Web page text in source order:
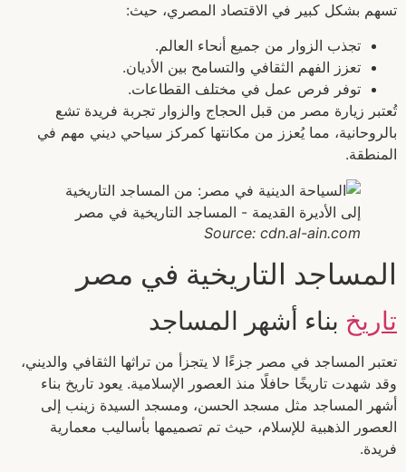
تسهم بشكل كبير في الاقتصاد المصري، حيث:
تجذب الزوار من جميع أنحاء العالم.
تعزز الفهم الثقافي والتسامح بين الأديان.
توفر فرص عمل في مختلف القطاعات.
تُعتبر زيارة مصر من قبل الحجاج والزوار تجربة فريدة تشع
بالروحانية، مما يُعزز من مكانتها كمركز سياحي ديني مهم في
المنطقة.
Source: cdn.al-ain.com
المساجد التاريخية في مصر
تاريخ بناء أشهر المساجد
تعتبر المساجد في مصر جزءًا لا يتجزأ من تراثها الثقافي والديني،
وقد شهدت تاريخًا حافلًا منذ العصور الإسلامية. يعود تاريخ بناء
أشهر المساجد مثل مسجد الحسن، ومسجد السيدة زينب إلى
العصور الذهبية للإسلام، حيث تم تصميمها بأساليب معمارية
فريدة.